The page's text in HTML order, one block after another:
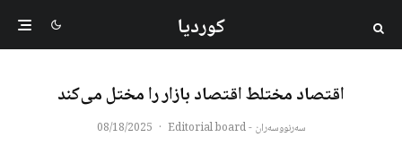
کوردیا
اقتصاد مختلط اقتصاد بازار را مختل می‌کند
سەرنووسەران - Editorial board ·
08/18/2025